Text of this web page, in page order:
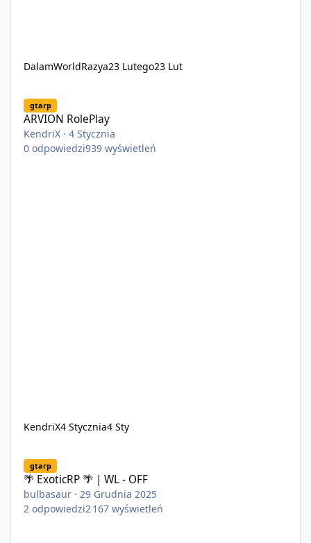
DalamWorldRazya23 Lutego23 Lut
gtarp
ARVION RolePlay
KendriX ·4 Stycznia
0 odpowiedzi939 wyświetleń
KendriX4 Stycznia4 Sty
gtarp
🌴 ExoticRP 🌴 | WL - OFF
bulbasaur ·29 Grudnia 2025
2 odpowiedzi2 167 wyświetleń